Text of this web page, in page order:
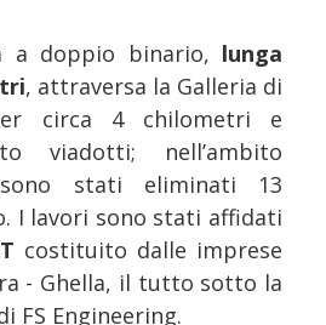
a doppio binario, lunga
, attraversa la Galleria di
circa 4 chilometri e
viadotti; nell’ambito
sono stati eliminati 13
I lavori sono stati affidati
costituito dalle imprese
- Ghella, il tutto sotto la
FS Engineering.